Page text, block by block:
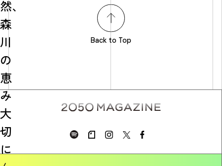
然、
森
川
の
恵
み
大
切
に
Back to Top